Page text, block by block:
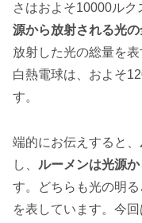
さはおよそ10000ルク
源から放射される光
放射した光の総量を
白熱電球は、およそ
す。
端的にお伝えすると、
し、 ルーメンは光源
す。どちらも光の明
を表しています。今